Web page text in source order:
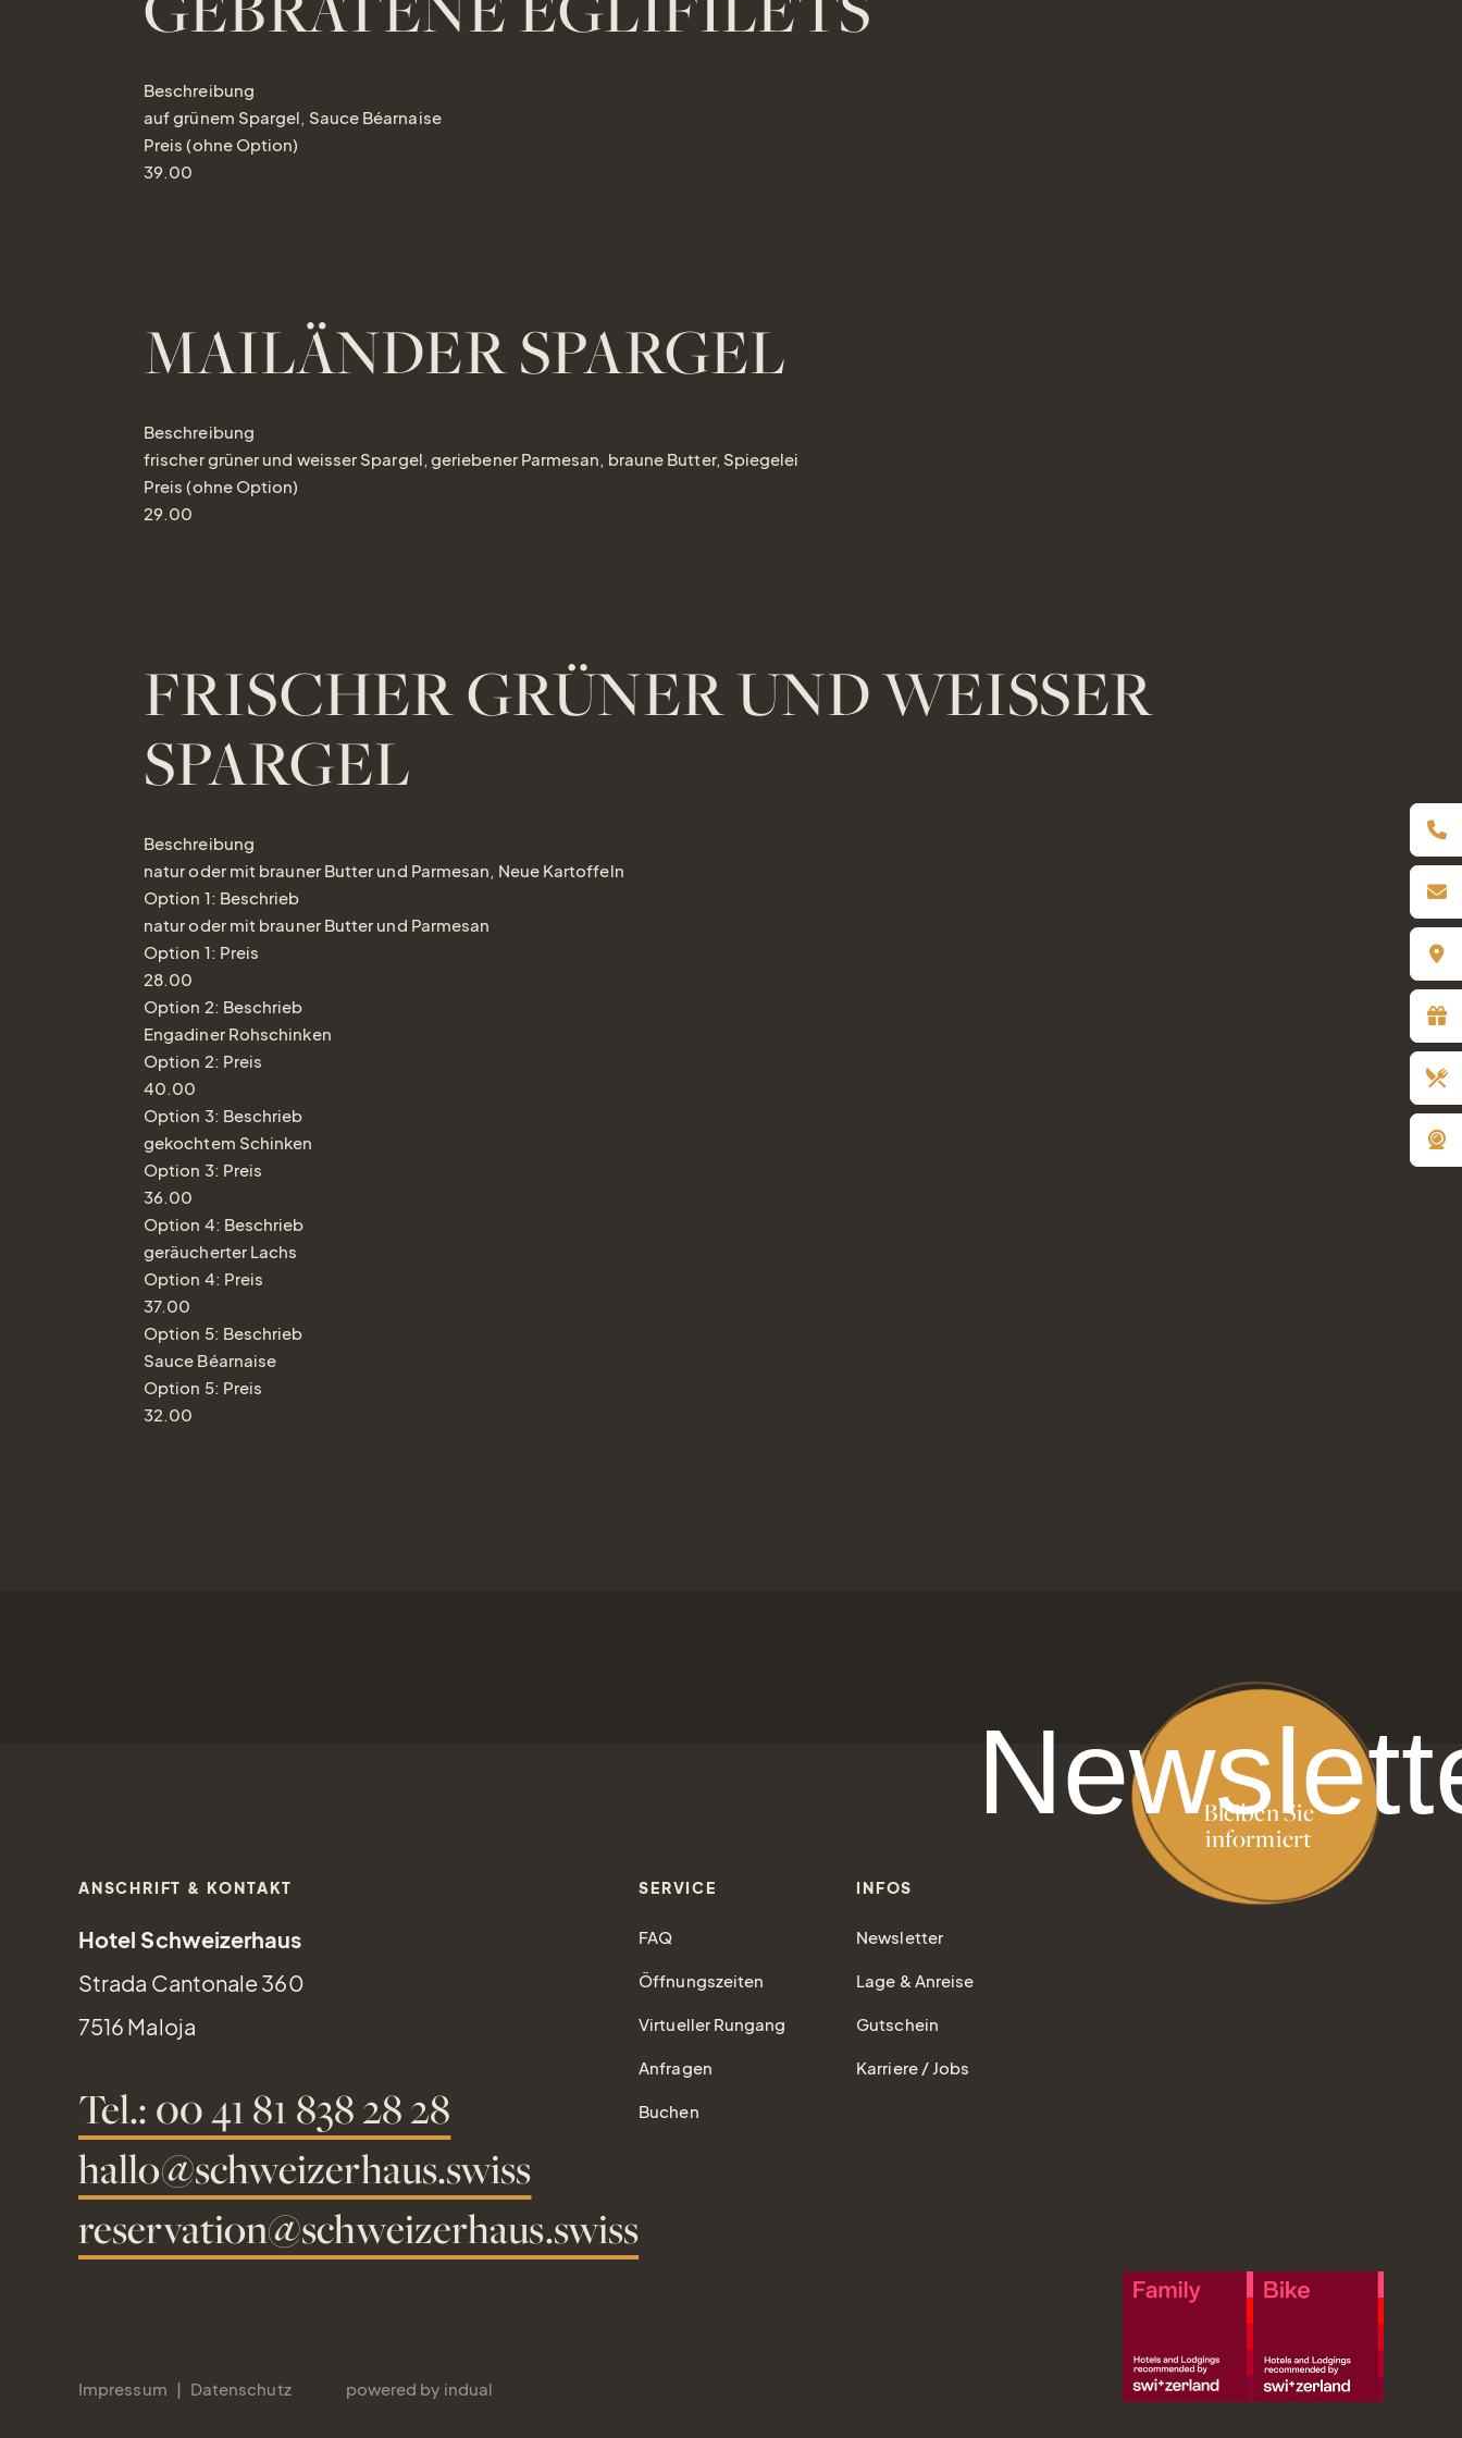
Beschreibung
auf grünem Spargel, Sauce Béarnaise
Preis (ohne Option)
39.00
MAILÄNDER SPARGEL
Beschreibung
frischer grüner und weisser Spargel, geriebener Parmesan, braune Butter, Spiegelei
Preis (ohne Option)
29.00
FRISCHER GRÜNER UND WEISSER
SPARGEL
Beschreibung
natur oder mit brauner Butter und Parmesan, Neue Kartoffeln
Option 1: Beschrieb
natur oder mit brauner Butter und Parmesan
Option 1: Preis
28.00
Option 2: Beschrieb
Engadiner Rohschinken
Option 2: Preis
40.00
Option 3: Beschrieb
gekochtem Schinken
Option 3: Preis
36.00
Option 4: Beschrieb
geräucherter Lachs
Option 4: Preis
37.00
Option 5: Beschrieb
Sauce Béarnaise
Option 5: Preis
32.00
Bleiben Sie
informiert
ANSCHRIFT & KONTAKT
Hotel Schweizerhaus
Strada Cantonale 360
7516 Maloja
Tel.: 00 41 81 838 28 28
hallo@schweizerhaus.swiss
reservation@schweizerhaus.swiss
SERVICE
FAQ
Öffnungszeiten
Virtueller Rungang
Anfragen
Buchen
INFOS
Newsletter
Lage & Anreise
Gutschein
Karriere / Jobs
Impressum Datenschutz powered by indual